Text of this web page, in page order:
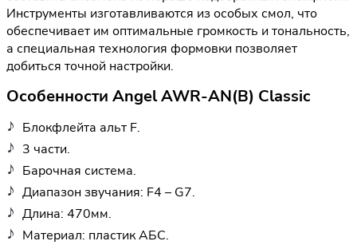
Инструменты изготавливаются из особых смол, что
обеспечивает им оптимальные громкость и тональность,
а специальная технология формовки позволяет
добиться точной настройки.
Особенности Angel AWR-AN(B) Classic
Блокфлейта альт F.
3 части.
Барочная система.
Диапазон звучания: F4 – G7.
Длина: 470мм.
Материал: пластик АБС.